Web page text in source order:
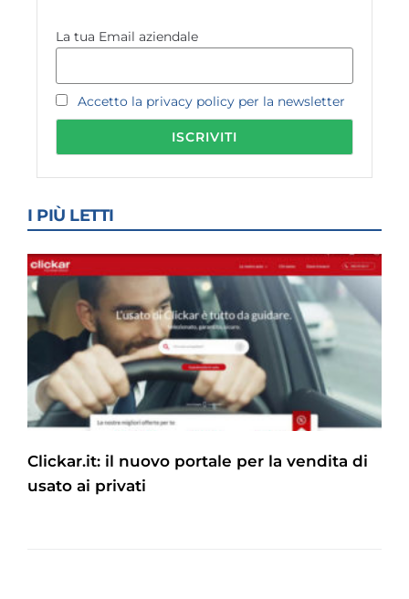
La tua Email aziendale
Accetto la privacy policy per la newsletter
I PIÙ LETTI
Clickar.it: il nuovo portale per la vendita di
usato ai privati